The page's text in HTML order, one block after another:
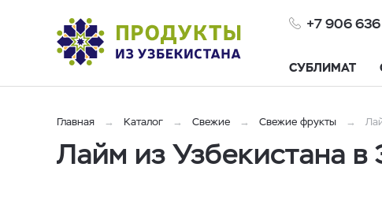
+7 906
СУБЛИМАТ
Главная Каталог Свежие Свежие фрукты
Лайм из Узбекистана в